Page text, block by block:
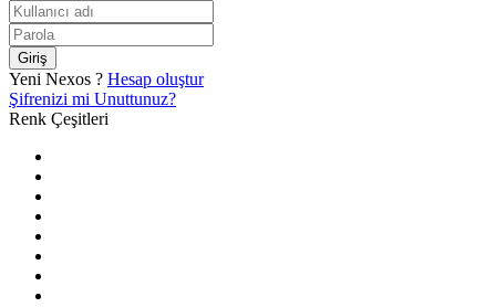
Giriş
Yeni Nexos ? Hesap oluştur
Şifrenizi mi Unuttunuz?
Renk Çeşitleri